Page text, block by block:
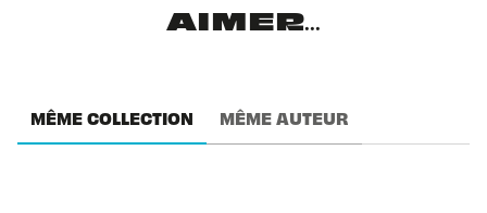
AIMER...
MÊME COLLECTION MÊME AUTEUR